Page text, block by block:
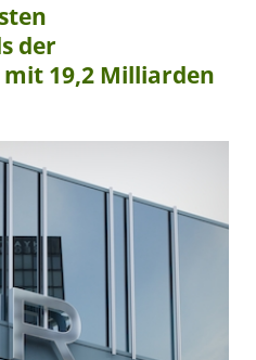
der
19,2 Milliarden